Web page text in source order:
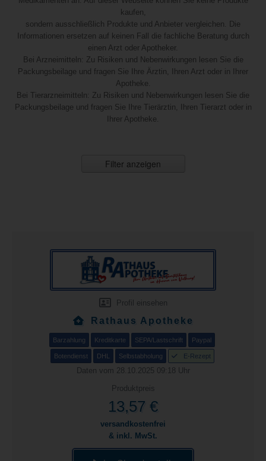
kaufen,
sondern ausschließlich Produkte und Anbieter vergleichen. Die
Informationen ersetzen auf keinen Fall die fachliche Beratung durch
einen Arzt oder Apotheker.
Bei Arzneimitteln: Zu Risiken und Nebenwirkungen lesen Sie die
Packungsbeilage und fragen Sie Ihre Ärztin, Ihren Arzt oder in Ihrer
Apotheke.
Bei Tierarzneimitteln: Zu Risiken und Nebenwirkungen lesen Sie die
Packungsbeilage und fragen Sie Ihre Tierärztin, Ihren Tierarzt oder in
Ihrer Apotheke.
Filter anzeigen
Profil einsehen
Rathaus Apotheke
Barzahlung Kreditkarte SEPA/Lastschrift Paypal
Botendienst DHL Selbstabholung E-Rezept
Daten vom 28.10.2025 09:18 Uhr
Produktpreis
13,57 €
versandkostenfrei
& inkl. MwSt.